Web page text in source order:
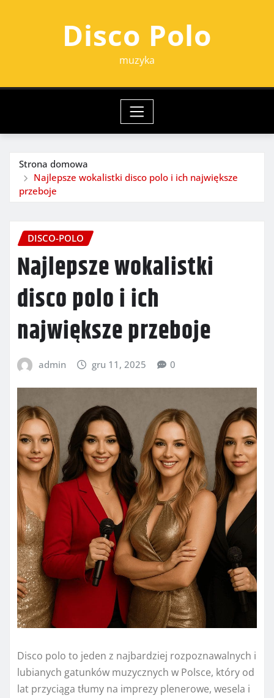
Disco Polo
muzyka
Strona domowa
Najlepsze wokalistki disco polo i ich największe
przeboje
DISCO-POLO
Najlepsze wokalistki
disco polo i ich
największe przeboje
admin gru 11, 2025 0
Disco polo to jeden z najbardziej rozpoznawalnych i
lubianych gatunków muzycznych w Polsce, który od
lat przyciąga tłumy na imprezy plenerowe, wesela i